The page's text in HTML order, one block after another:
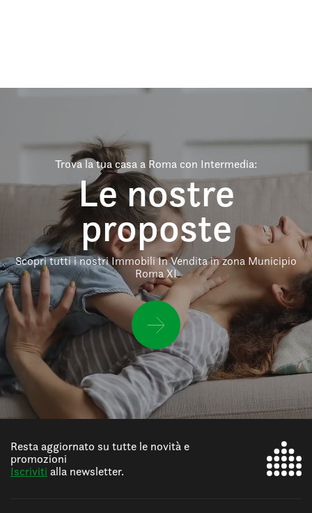
Trova la tua casa a Roma con Intermedia:
Le nostre
proposte
Scopri tutti i nostri Immobili In Vendita in zona Municipio
Roma XI
Resta aggiornato su tutte le novità e
promozioni
Iscriviti alla newsletter.